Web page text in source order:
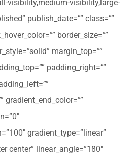
visibility,medium-visibility,large-
publish_date=”” class=””
border_size=””
margin_top=””
padding_right=””
gradient_end_color=””
gradient_type=”linear”
center” linear_angle=”180″